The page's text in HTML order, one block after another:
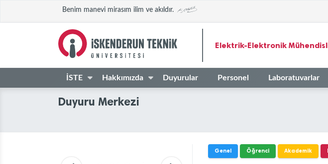
Benim manevi mirasım ilim ve akıldır.
Elektrik-Elektronik
İSTE Hakkımızda Duyurular Personel Laboratuvarlar
Duyuru Merkezi
Genel Öğrenci Akademik